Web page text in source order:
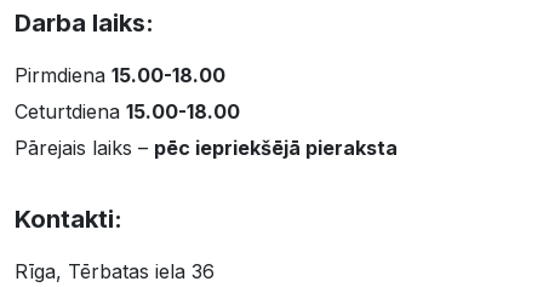
Darba laiks:
Pirmdiena 15.00-18.00
Ceturtdiena 15.00-18.00
Pārejais laiks – pēc iepriekšējā pieraksta
Kontakti:
Rīga, Tērbatas iela 36